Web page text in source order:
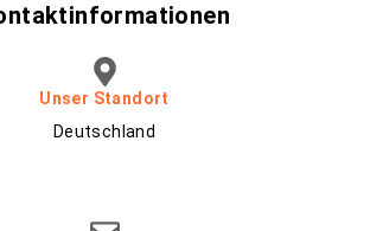
Unser Standort
Deutschland